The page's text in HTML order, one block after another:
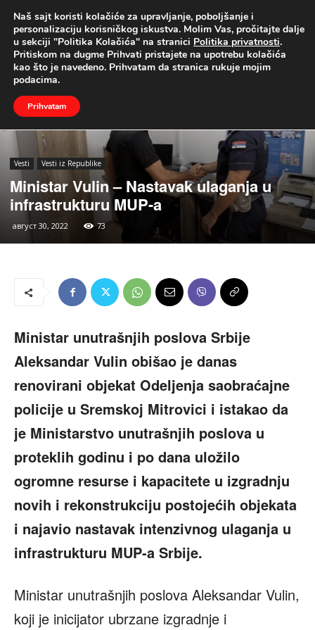
UŽIVO
Naslovna Vesti Vesti iz Republike
Vesti Vesti iz Republike
Ministar Vulin – Nastavak ulaganja u
infrastrukturu MUP-a
август 30, 2022 73
Ministar unutrašnjih poslova Srbije
Aleksandar Vulin obišao je danas
renovirani objekat Odeljenja saobraćajne
policije u Sremskoj Mitrovici i istakao da
je Ministarstvo unutrašnjih poslova u
proteklih godinu i po dana uložilo
ogromne resurse i kapacitete u izgradnju
novih i rekonstrukciju postojećih objekata
i najavio nastavak intenzivnog ulaganja u
infrastrukturu MUP-a Srbije.
Ministar unutrašnjih poslova Aleksandar Vulin,
koji je inicijator ubrzane izgradnje i
Naš sajt koristi kolačiće za upravljanje, poboljšanje i
personalizaciju korisničkog iskustva. Molim Vas, pročitajte dalje
u sekciji "Politika Kolačića" na stranici Politika privatnosti.
Pritiskom na dugme Prihvati pristajete na upotrebu kolačića
kao što je navedeno. Prihvatam da stranica rukuje mojim
podacima.
Prihvatam